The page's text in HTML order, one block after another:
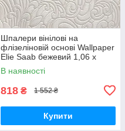
Шпалери вінілові на
флізеліновій основі Wallpaper
Elie Saab бежевий 1,06 х
10,05м (Z64802)
В наявності
818 ₴ 1 552 ₴
Купити